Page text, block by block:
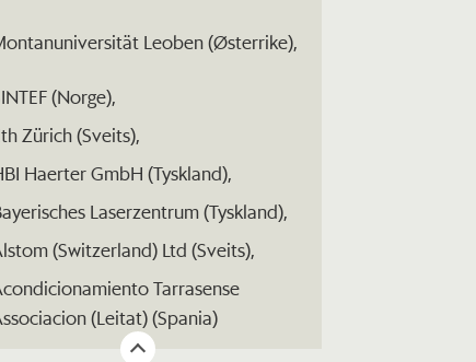
Leoben (Østerrike),
(Norge),
Zürich (Sveits),
Haerter GmbH (Tyskland),
Laserzentrum (Tyskland),
(Switzerland) Ltd (Sveits),
Tarrasense
(Leitat) (Spania)